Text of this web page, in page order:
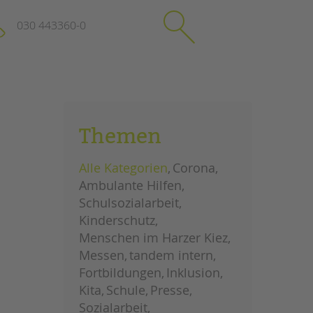
Impressum
Datenschutz
Hinweisgebersystem
Intranet
schließen
030 443360-0
SuchenThemen
Alle Kategorien Corona
Ambulante Hilfen
Schulsozialarbeit
Kinderschutz
Menschen im Harzer Kiez
Messen tandem intern
Fortbildungen Inklusion
Kita Schule Presse
Sozialarbeit